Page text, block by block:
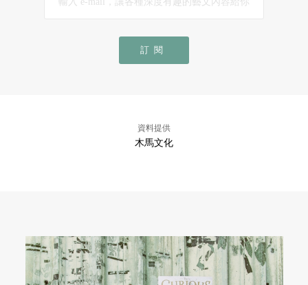
訂閱
資料提供
木馬文化